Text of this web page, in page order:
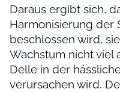
Daraus ergibt sich,
Harmonisierung der
beschlossen wird,
Wachstum nicht viel
Delle in der
verursachen wird.